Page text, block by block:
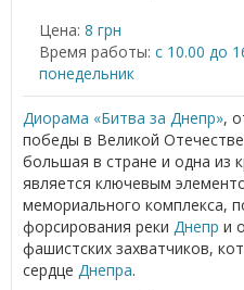
Цена: 8 грн
Время работы: с 10.00 до
понедельник
Диорама «Битва за Днепр»,
победы в Великой
большая в стране и одна из
является ключевым
мемориального комплекса,
форсирования реки Днепр и
фашистских захватчиков,
сердце Днепра.